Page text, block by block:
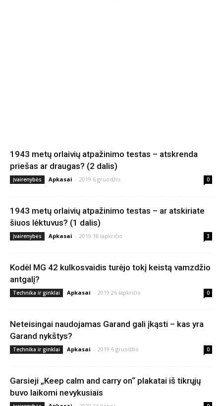
1943 metų orlaivių atpažinimo testas – atskrenda
priešas ar draugas? (2 dalis)
Įvairenybės Apkasai - 2019 6 gruodžio 0
1943 metų orlaivių atpažinimo testas – ar atskiriate
šiuos lėktuvus? (1 dalis)
Įvairenybės Apkasai - 2019 18 lapkričio 3
Kodėl MG 42 kulkosvaidis turėjo tokį keistą vamzdžio
antgalį?
Technika ir ginklai Apkasai - 2019 26 lapkričio 0
Neteisingai naudojamas Garand gali įkąsti – kas yra
Garand nykštys?
Technika ir ginklai Apkasai - 2019 6 gruodžio 0
Garsieji „Keep calm and carry on“ plakatai iš tikrųjų
buvo laikomi nevykusiais